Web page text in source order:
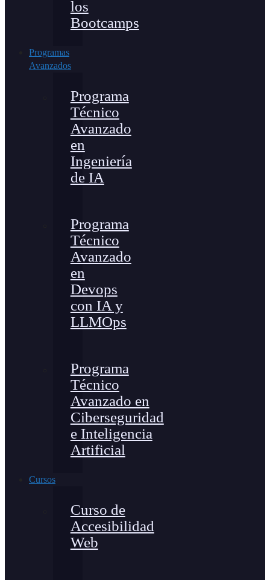
los
Bootcamps
Programas
Avanzados
Programa
Técnico
Avanzado
en
Ingeniería
de IA
Programa
Técnico
Avanzado
en
Devops
con IA y
LLMOps
Programa
Técnico
Avanzado en
Ciberseguridad
e Inteligencia
Artificial
Cursos
Curso de
Accesibilidad
Web